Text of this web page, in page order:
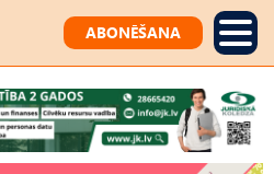
ABONĒŠANA